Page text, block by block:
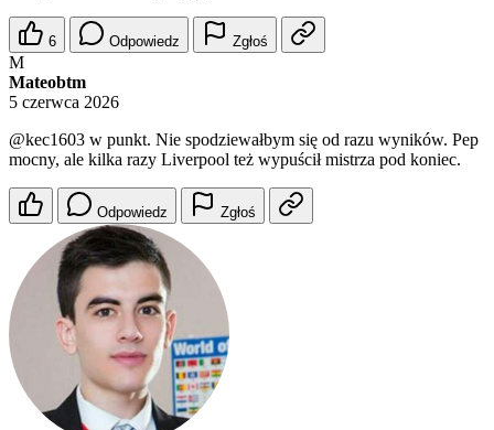
6 Odpowiedz Zgłoś
M
Mateobtm
5 czerwca 2026
@kec1603 w punkt. Nie spodziewałbym się od razu wyników. Pep
mocny, ale kilka razy Liverpool też wypuścił mistrza pod koniec.
Odpowiedz Zgłoś